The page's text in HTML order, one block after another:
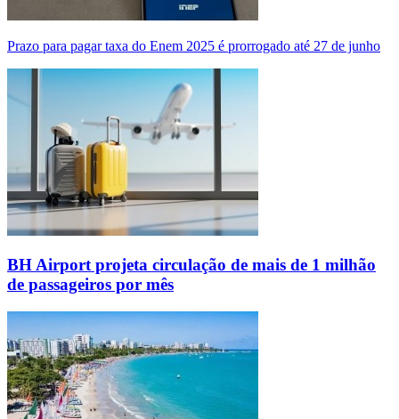
Prazo para pagar taxa do Enem 2025 é prorrogado até 27 de junho
BH Airport projeta circulação de mais de 1 milhão
de passageiros por mês